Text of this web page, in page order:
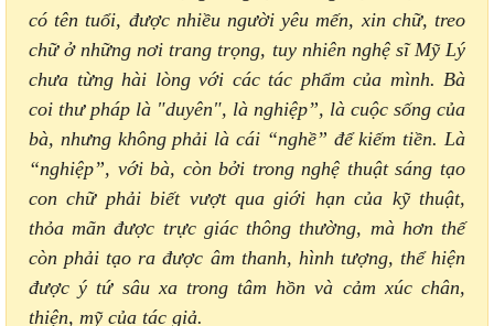
có tên tuổi, được nhiều người yêu mến, xin chữ, treo
chữ ở những nơi trang trọng, tuy nhiên nghệ sĩ Mỹ Lý
chưa từng hài lòng với các tác phẩm của mình. Bà
coi thư pháp là "duyên", là nghiệp”, là cuộc sống của
bà, nhưng không phải là cái “nghề” để kiếm tiền. Là
“nghiệp”, với bà, còn bởi trong nghệ thuật sáng tạo
con chữ phải biết vượt qua giới hạn của kỹ thuật,
thỏa mãn được trực giác thông thường, mà hơn thế
còn phải tạo ra được âm thanh, hình tượng, thể hiện
được ý tứ sâu xa trong tâm hồn và cảm xúc chân,
thiện, mỹ của tác giả.